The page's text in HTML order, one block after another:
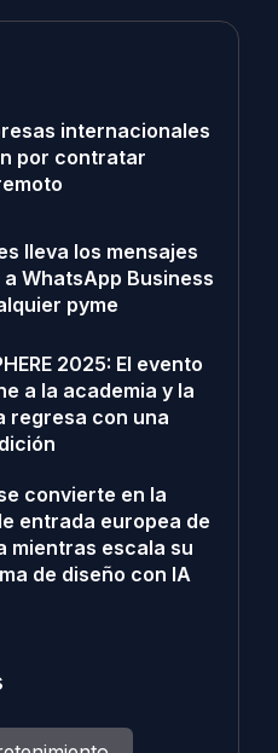
internacionales
por contratar
lleva los mensajes
a WhatsApp Business
pyme
2025: El evento
a la academia y la
regresa con una
convierte en la
entrada europea de
mientras escala su
de diseño con IA